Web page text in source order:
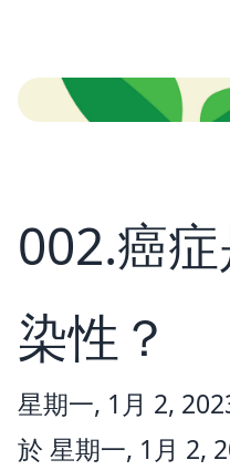
002.癌
染性？
星期一, 1月 2,
於 星期一, 1月 2,